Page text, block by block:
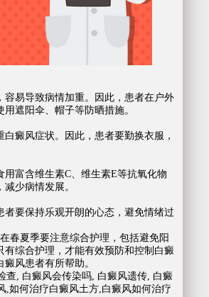
易导致病情加重。因此，患者在户外
遮阳伞、帽子等防晒措施。
癜风症状。因此，患者要勤换衣服，
富含维生素C、维生素E等抗氧化物
少病情发展。
要保持乐观开朗的心态，避免情绪过
春夏季要注意综合护理，包括避免阳
综合护理，才能有效预防和控制白癜
风患者有所帮助。
查 白癜风会传染吗, 白癜风遗传, 白癜
, 如何治疗白癜风土方, 白癜风如何治疗